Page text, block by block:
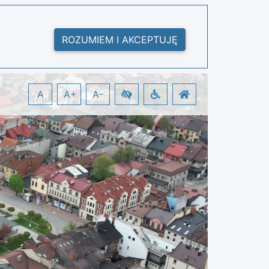
ROZUMIEM I AKCEPTUJĘ
A A+ A-